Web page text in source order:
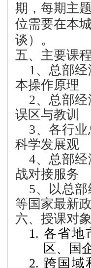
期，每期主
位需要在本
谈）。
五、 主要课
1、 总部
本操作原理
2、 总部
误区与教训
3、 各行
科学发展观
4、 总部
战对接服务
5、 以总
等国家最新
六、 授课对象
1. 各省地
区、国
2. 跨国域